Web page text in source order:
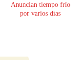
Anuncian tiempo frío
por varios días